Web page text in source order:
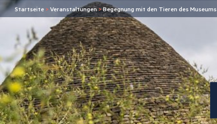
Startseite >Veranstaltungen>Begegnung mit den Tieren des Museums